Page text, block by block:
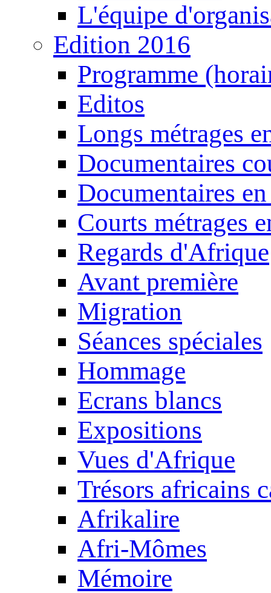
L'équipe
Edition 2016
Programme
Editos
Longs métrages
Documentaires
Documentaires
Courts métrages
Regards d'Afrique
Avant première
Migration
Séances spéciales
Hommage
Ecrans blancs
Expositions
Vues d'Afrique
Trésors africains
Afrikalire
Afri-Mômes
Mémoire